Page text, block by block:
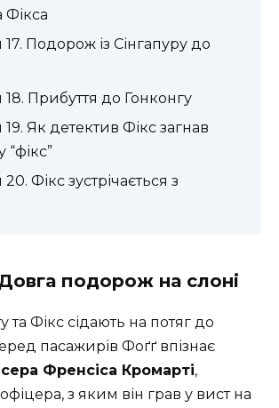
Фікса
17. Подорож із Сінгапуру до
18. Прибуття до Гонконгу
19. Як детектив Фікс загнав
“фікс”
20. Фікс зустрічається з
Довга подорож на слоні
та Фікс сідають на потяг до
пасажирів Фоґґ впізнає
сера Френсіса Кромарті,
з яким він грав у вист на